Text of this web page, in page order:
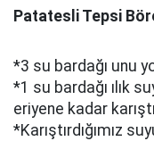
Patatesli Tepsi
*3 su bardağı unu
*1 su bardağı ılık
eriyene kadar
*Karıştırdığımız